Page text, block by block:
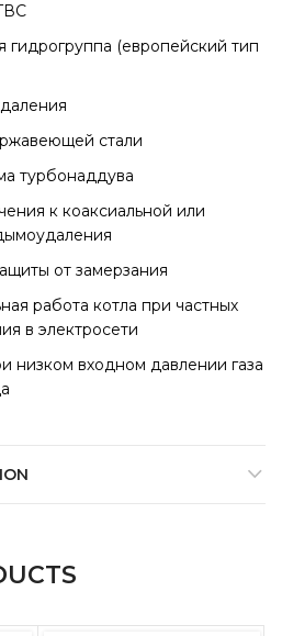
гидрогруппа (европейский тип
стали
турбонаддува
к коаксиальной или
от замерзания
работа котла при частных
в электросети
низком входном давлении газа